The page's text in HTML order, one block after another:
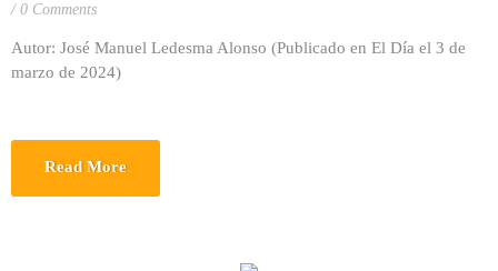
0 Comments
Autor: José Manuel Ledesma Alonso (Publicado en El Día el 3 de
marzo de 2024)
Read More